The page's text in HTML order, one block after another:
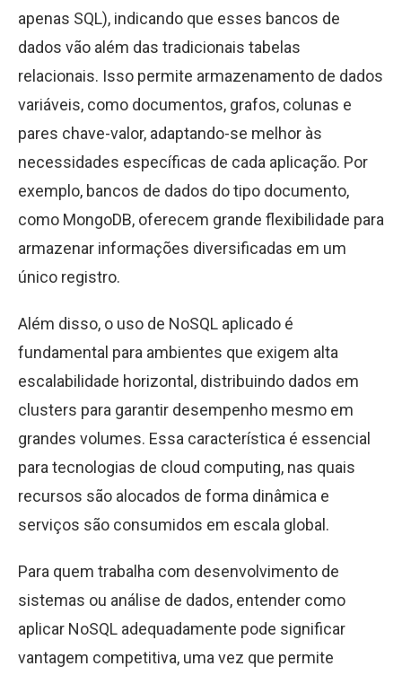
apenas SQL), indicando que esses bancos de
dados vão além das tradicionais tabelas
relacionais. Isso permite armazenamento de dados
variáveis, como documentos, grafos, colunas e
pares chave-valor, adaptando-se melhor às
necessidades específicas de cada aplicação. Por
exemplo, bancos de dados do tipo documento,
como MongoDB, oferecem grande flexibilidade para
armazenar informações diversificadas em um
único registro.
Além disso, o uso de NoSQL aplicado é
fundamental para ambientes que exigem alta
escalabilidade horizontal, distribuindo dados em
clusters para garantir desempenho mesmo em
grandes volumes. Essa característica é essencial
para tecnologias de cloud computing, nas quais
recursos são alocados de forma dinâmica e
serviços são consumidos em escala global.
Para quem trabalha com desenvolvimento de
sistemas ou análise de dados, entender como
aplicar NoSQL adequadamente pode significar
vantagem competitiva, uma vez que permite